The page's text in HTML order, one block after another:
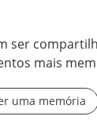
ser
mais
uma memória